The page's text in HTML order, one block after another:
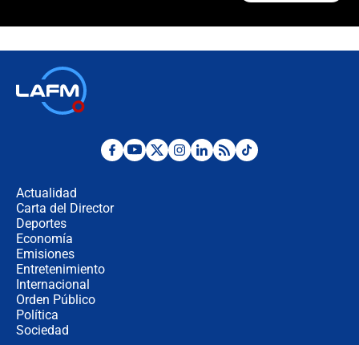
¿Por qué De la Espriella gobernará
Actualidad
Carta del Director
Deportes
Economía
Emisiones
Entretenimiento
Internacional
Orden Público
Política
Sociedad